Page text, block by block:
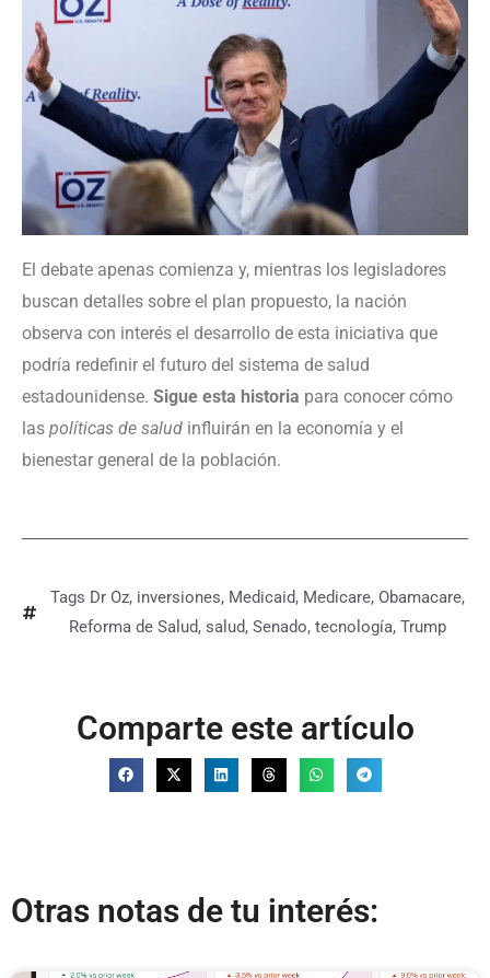
El debate apenas comienza y, mientras los legisladores
buscan detalles sobre el plan propuesto, la nación
observa con interés el desarrollo de esta iniciativa que
podría redefinir el futuro del sistema de salud
estadounidense. Sigue esta historia para conocer cómo
las políticas de salud influirán en la economía y el
bienestar general de la población.
Tags Dr Oz, inversiones, Medicaid, Medicare, Obamacare,
Reforma de Salud, salud, Senado, tecnología, Trump
Comparte este artículo
Otras notas de tu interés: